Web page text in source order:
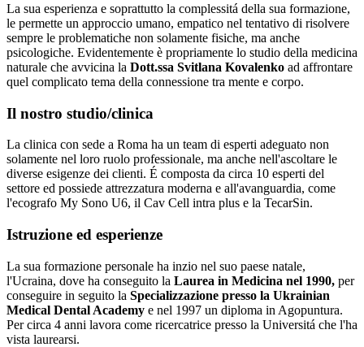
La sua esperienza e soprattutto la complessitá della sua formazione,
le permette un approccio umano, empatico nel tentativo di risolvere
sempre le problematiche non solamente fisiche, ma anche
psicologiche. Evidentemente è propriamente lo studio della medicina
naturale che avvicina la Dott.ssa Svitlana Kovalenko ad affrontare
quel complicato tema della connessione tra mente e corpo.
Il nostro studio/clinica
La clinica con sede a Roma ha un team di esperti adeguato non
solamente nel loro ruolo professionale, ma anche nell'ascoltare le
diverse esigenze dei clienti. É composta da circa 10 esperti del
settore ed possiede attrezzatura moderna e all'avanguardia, come
l'ecografo My Sono U6, il Cav Cell intra plus e la TecarSin.
Istruzione ed esperienze
La sua formazione personale ha inzio nel suo paese natale,
l'Ucraina, dove ha conseguito la Laurea in Medicina nel 1990, per
conseguire in seguito la Specializzazione presso la Ukrainian
Medical Dental Academy e nel 1997 un diploma in Agopuntura.
Per circa 4 anni lavora come ricercatrice presso la Universitá che l'ha
vista laurearsi.